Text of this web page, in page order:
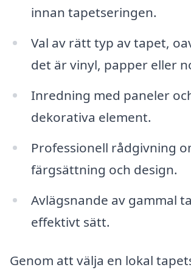
innan tapetseringen.
Val av rätt typ av tapet,
det är vinyl, papper eller
Inredning med paneler
dekorativa element.
Professionell rådgivning
färgsättning och design.
Avlägsnande av gammal
effektivt sätt.
Genom att välja en lokal